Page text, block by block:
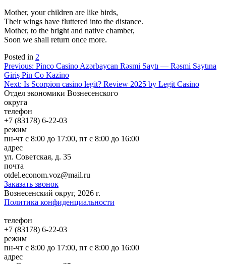
Mother, your children are like birds,
Their wings have fluttered into the distance.
Mother, to the bright and native chamber,
Soon we shall return once more.
Posted in 2
Навигация
по
записям
Previous: Pinco Casino Azərbaycan Rəsmi Saytı — Rəsmi Saytına
Giriş Pin Co Kazino
Next: Is Scorpion casino legit? Review 2025 by Legit Casino
Отдел экономики Вознесенского
округа
телефон
+7 (83178) 6-22-03
режим
пн-чт с 8:00 до 17:00, пт с 8:00 до 16:00
адрес
ул. Советская, д. 35
почта
otdel.eсonom.voz@mail.ru
Заказать звонок
Вознесенский округ, 2026 г.
Политика конфиденциальности
телефон
+7 (83178) 6-22-03
режим
пн-чт с 8:00 до 17:00, пт с 8:00 до 16:00
адрес